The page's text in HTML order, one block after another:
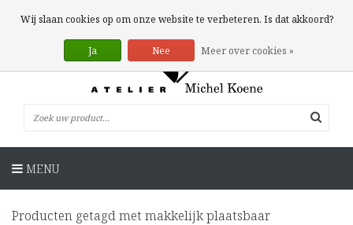
0 Artikelen
MENU
Producten getagd met makkelijk plaatsbaar
Wij slaan cookies op om onze website te verbeteren. Is dat akkoord?
Ja Nee Meer over cookies »